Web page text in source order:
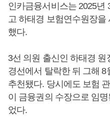
인카금융서비스는 2025년
고 하태경 보험연수원장
했다.
3선 의원 출신인 하태경 원
경선에서 탈락한 뒤 그해
추천됐다. 당시에도 보험
이 금융권의 수장으로 임
었다.